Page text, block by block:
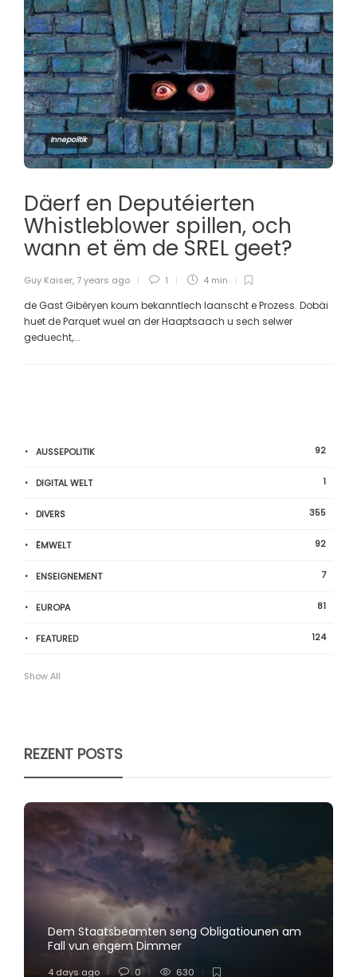
Innepolitik
Däerf en Deputéierten
Whistleblower spillen, och
wann et ëm de SREL geet?
Guy Kaiser, 7 years ago 1 4 min
de Gast Gibéryen koum bekanntlech laanscht e Prozess. Dobäi
huet de Parquet wuel an der Haaptsaach u sech selwer
geduecht,...
AUSSEPOLITIK 92
DIGITAL WELT 1
DIVERS 355
ËMWELT 92
ENSEIGNEMENT 7
EUROPA 81
FEATURED 124
Show All
REZENT POSTS
Dem Staatsbeamten seng Obligatiounen am
Fall vun engem Dimmer
4 days ago 0 630